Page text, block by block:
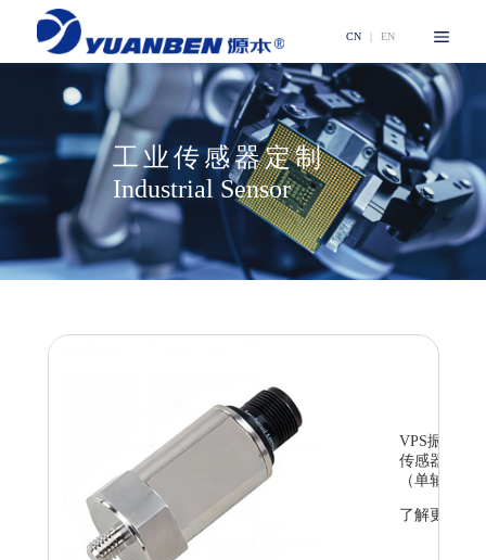
CN | EN
工业传感器定制
Industrial Sensor
VPS振动
传感器
（单轴）
了解更多